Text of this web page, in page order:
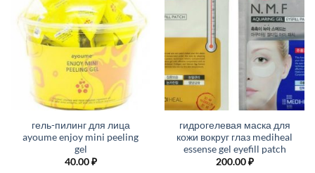
гель-пилинг для лица
ayoume enjoy mini peeling
gel
40.00₽
гидрогелевая маска для
кожи вокруг глаз mediheal
essense gel eyefill patch
200.00₽